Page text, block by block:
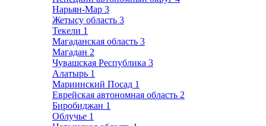
Нарьян-Мар 3
Жетысу область 3
Текели 1
Магаданская область 3
Магадан 2
Чувашская Республика 3
Алатырь 1
Мариинский Посад 1
Еврейская автономная область 2
Биробиджан 1
Облучье 1